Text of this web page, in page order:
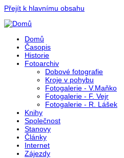
Přejít k hlavnímu obsahu
Domů
Časopis
Historie
Fotoarchiv
Dobové fotografie
Kroje v pohybu
Fotogalerie - V.Maňko
Fotogalerie - F. Vejr
Fotogalerie - R. Lášek
Knihy
Společnost
Stanovy
Články
Internet
Zájezdy